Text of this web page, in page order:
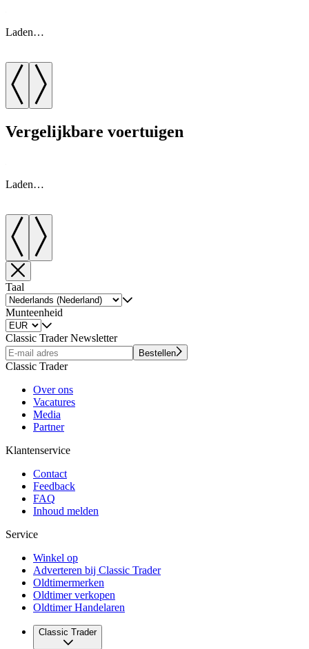
Laden…
Vergelijkbare voertuigen
Laden…
Taal
Munteenheid
Classic Trader Newsletter
Bestellen
Classic Trader
Over ons
Vacatures
Media
Partner
Klantenservice
Contact
Feedback
FAQ
Inhoud melden
Service
Winkel op
Adverteren bij Classic Trader
Oldtimermerken
Oldtimer verkopen
Oldtimer Handelaren
Classic Trader